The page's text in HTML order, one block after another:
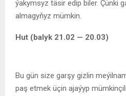
ýakymsyz täsir edip biler. Çünki
almagyňyz mümkin.
Hut (balyk 21.02 — 20.03)
Bu gün size garşy gizlin
paş etmek üçin ajaýyp